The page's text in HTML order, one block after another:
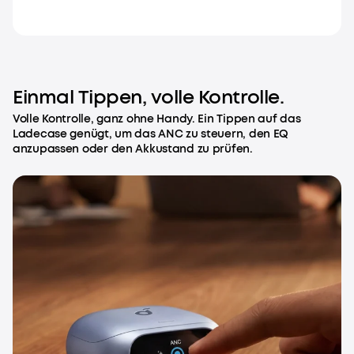
Einmal Tippen, volle Kontrolle.
Volle Kontrolle, ganz ohne Handy. Ein Tippen auf das
Ladecase genügt, um das ANC zu steuern, den EQ
anzupassen oder den Akkustand zu prüfen.